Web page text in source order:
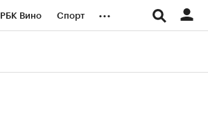
РБК Вино Спорт ...